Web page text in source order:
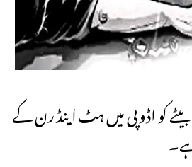
کو اڈوپی میں ہٹ اینڈ رن کے